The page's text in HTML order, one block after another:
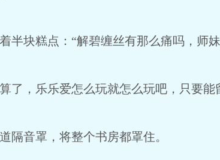
块糕点：“解碧缠丝有那么痛吗，师
，乐乐爱怎么玩就怎么玩吧，只要能
音罩，将整个书房都罩住。